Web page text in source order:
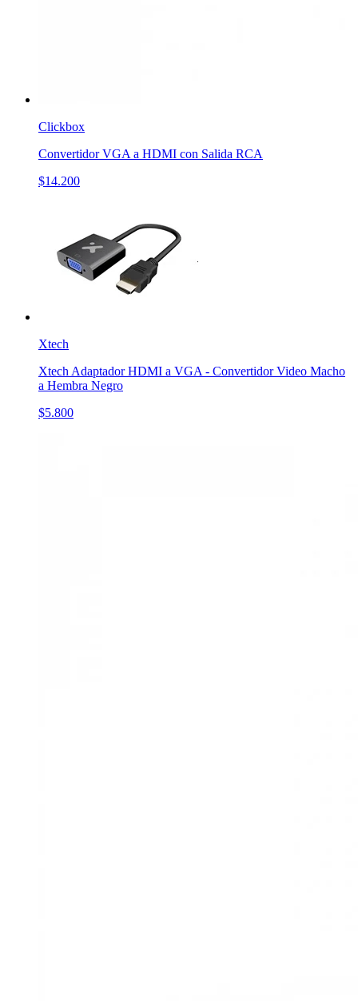
Clickbox
Convertidor VGA a HDMI con Salida RCA
$14.200
Xtech
Xtech Adaptador HDMI a VGA - Convertidor Video Macho
a Hembra Negro
$5.800